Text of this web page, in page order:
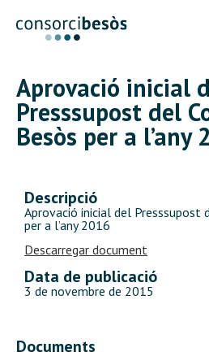
Aprovació inicial
Presssupost del
Besòs per a l’any
Descripció
Aprovació inicial del Presssupost
per a l’any 2016
Descarregar document
Data de publicació
3 de novembre de 2015
Documents